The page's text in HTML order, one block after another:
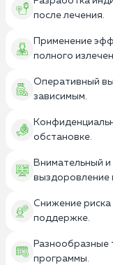
после лечения.
Применение
полного
Оперативный
зависимым.
обстановке.
Внимательный
выздоровление
Снижение
поддержке.
Разнообразные
программы.